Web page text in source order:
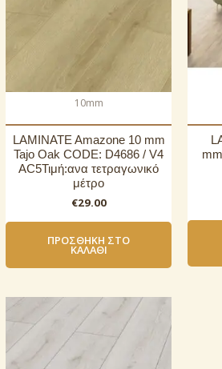
10mm
LAMINATE Amazone 10 mm
Tajo Oak CODE: D4686 / V4
AC5Τιμή:ανα τετραγωνικό
μέτρο
€29.00
ΠΡΟΣΘΉΚΗ ΣΤΟ
ΚΑΛΆΘΙ